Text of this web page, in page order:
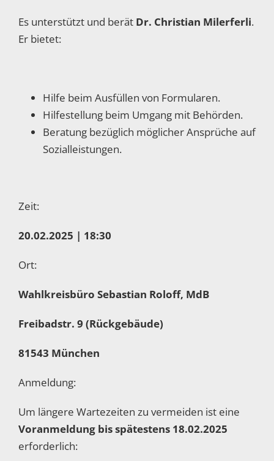
Es unterstützt und berät Dr. Christian Milerferli.
Er bietet:
Hilfe beim Ausfüllen von Formularen.
Hilfestellung beim Umgang mit Behörden.
Beratung bezüglich möglicher Ansprüche auf
Sozialleistungen.
Zeit:
20.02.2025 | 18:30
Ort:
Wahlkreisbüro Sebastian Roloff, MdB
Freibadstr. 9 (Rückgebäude)
81543 München
Anmeldung:
Um längere Wartezeiten zu vermeiden ist eine
Voranmeldung bis spätestens 18.02.2025
erforderlich: